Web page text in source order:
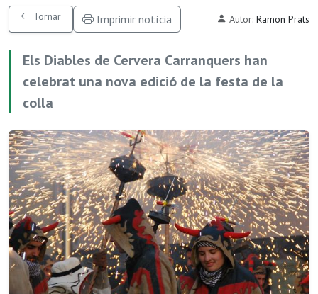
Tornar Imprimir notícia Autor: Ramon Prats
Els Diables de Cervera Carranquers han
celebrat una nova edició de la festa de la
colla